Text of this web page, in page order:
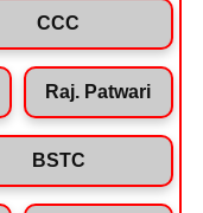
CCC
Raj. Patwari
BSTC